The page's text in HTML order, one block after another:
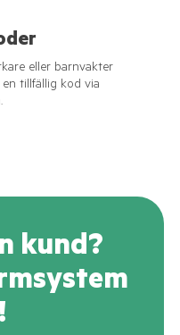
eller barnvakter
tillfällig kod via
kund?